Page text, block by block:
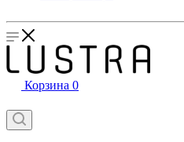
Корзина 0